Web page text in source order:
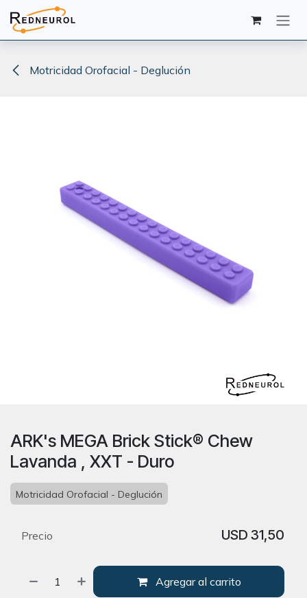
Ir al contenido
Motricidad Orofacial - Deglución
ARK's MEGA Brick Stick® Chew
Lavanda , XXT - Duro
Motricidad Orofacial - Deglución
Agregar al carrito
Precio USD 31,50